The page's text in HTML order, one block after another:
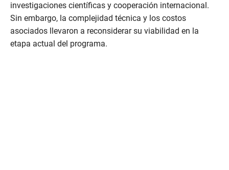
investigaciones científicas y cooperación internacional.
Sin embargo, la complejidad técnica y los costos
asociados llevaron a reconsiderar su viabilidad en la
etapa actual del programa.